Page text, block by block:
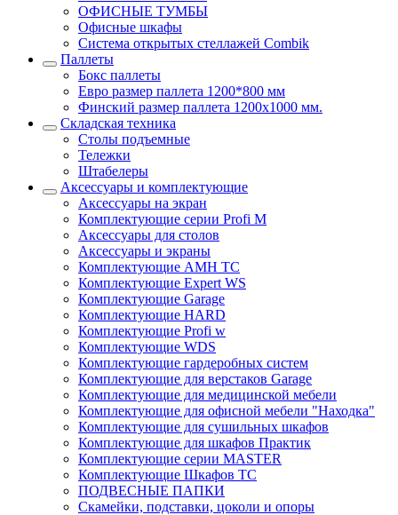
ОФИСНЫЕ ТУМБЫ
Офисные шкафы
Система открытых стеллажей Combik
Паллеты
Бокс паллеты
Евро размер паллета 1200*800 мм
Финский размер паллета 1200х1000 мм.
Складская техника
Столы подъемные
Тележки
Штабелеры
Аксессуары и комплектующие
Аксессуары на экран
Комплектующие серии Profi M
Аксессуары для столов
Аксессуары и экраны
Комплектующие AMH TC
Комплектующие Expert WS
Комплектующие Garage
Комплектующие HARD
Комплектующие Profi w
Комплектующие WDS
Комплектующие гардеробных систем
Комплектующие для верстаков Garage
Комплектующие для медицинской мебели
Комплектующие для офисной мебели "Находка"
Комплектующие для сушильных шкафов
Комплектующие для шкафов Практик
Комплектующие серии MASTER
Комплектующие Шкафов ТС
ПОДВЕСНЫЕ ПАПКИ
Скамейки, подставки, цоколи и опоры